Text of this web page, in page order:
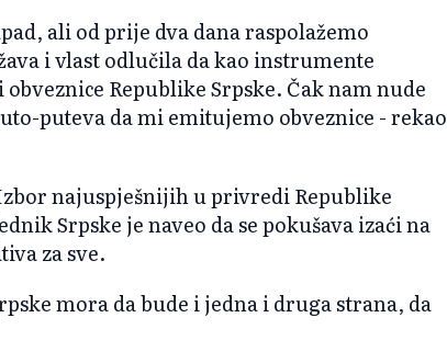
ali od prije dva dana raspolažemo
i vlast odlučila da kao instrumente
Republike Srpske. Čak nam nude
puteva da mi emitujemo obveznice - rekao
najuspješnijih u privredi Republike
Srpske je naveo da se pokušava izaći na
za sve.
mora da bude i jedna i druga strana, da